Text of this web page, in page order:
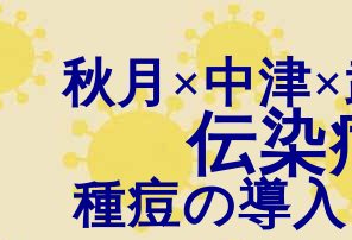
秋月×中津
伝染
種痘の導